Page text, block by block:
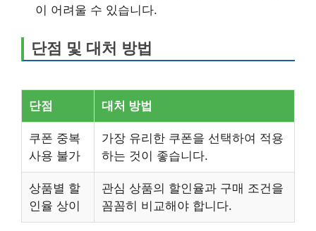
이 어려울 수 있습니다.
단점 및 대처 방법
단점 대처 방법
쿠폰 중복
사용 불가
가장 유리한 쿠폰을 선택하여 적용
하는 것이 좋습니다.
상품별 할
인율 상이
관심 상품의 할인율과 구매 조건을
꼼꼼히 비교해야 합니다.